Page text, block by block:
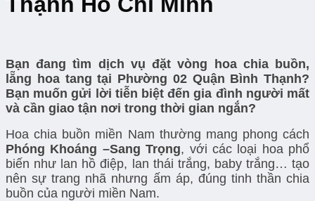
Bạn đang tìm dịch vụ đặt vòng hoa chia buồn,
lẵng hoa tang tại Phường 02 Quận Bình Thạnh?
Bạn muốn gửi lời tiễn biệt đến gia đình người mất
và cần giao tận nơi trong thời gian ngắn?
Hoa chia buồn miền Nam thường mang phong cách
Phóng Khoáng –Sang Trọng, với các loại hoa phổ
biến như lan hồ điệp, lan thái trắng, baby trắng… tạo
nên sự trang nhã nhưng ấm áp, đúng tinh thần chia
buồn của người miền Nam.